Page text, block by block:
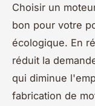
Choisir un
bon pour votre
écologique. En
réduit la
qui diminue
fabrication de